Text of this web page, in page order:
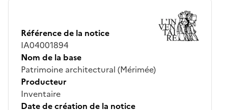
Référence de la notice
IA04001894
Nom de la base
Patrimoine architectural (Mérimée)
Producteur
Inventaire
Date de création de la notice